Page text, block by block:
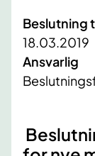
Beslutning
18.03.2019
Ansvarlig